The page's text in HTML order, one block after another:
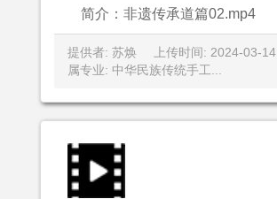
简介：非遗传承道篇02.mp4
提供者: 苏焕 上传时间: 2024-03-14
属专业: 中华民族传统手工...